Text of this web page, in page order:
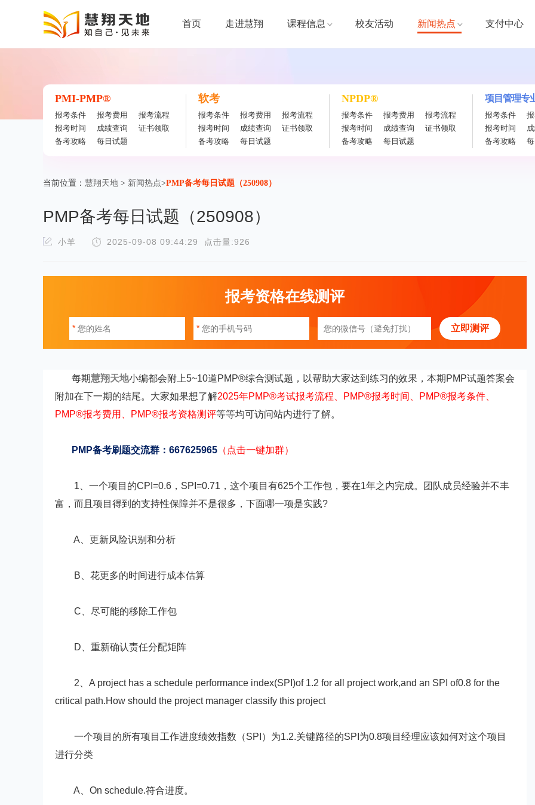
首页 走进慧翔 课程信息 校友活动 新闻热点 支付中心
PMI-PMP®
报考条件 报考费用
报考流程
报考时间
成绩查询
证书领取
备考攻略
每日试题
软考
报考条件 报考费用
报考流程
报考时间
成绩查询
证书领取
备考攻略
每日试题
NPDP®
报考条件 报考费用
报考流程
报考时间
成绩查询
证书领取
备考攻略
每日试题
项目管理专
报考条件
报考时间
备考攻略
当前位置： 慧翔天地 > 新闻热点>PMP备考每日试题（250908）
PMP备考每日试题（250908）
小羊 2025-09-08 09:44:29 点击量:926
报考资格在线测评
* * 立即测评
每期慧翔天地小编都会附上5~10道PMP®综合测试题，以帮助大家达到练习的效果，本期PMP试题答案会
附加在下一期的结尾。大家如果想了解2025年PMP®考试报考流程、 PMP®报考时间、 PMP®报考条件
PMP®报考费用
PMP®报考资格测评等等均可访问站内进行了解。
PMP备考刷题交流群：667625965 （点击一键加群）
1、一个项目的CPI=0.6，SPI=0.71，这个项目有625个工作包，要在1年之内完成。团队成员经验并不丰
富，而且项目得到的支持性保障并不是很多，下面哪一项是实践?
A、更新风险识别和分析
B、花更多的时间进行成本估算
C、尽可能的移除工作包
D、重新确认责任分配矩阵
2、A project has a schedule performance index(SPI)of 1.2 for all project work,and an SPI of0.8 for the
critical path.How should the project manager classify this project
一个项目的所有项目工作进度绩效指数（SPI）为1.2.关键路径的SPI为0.8项目经理应该如何对这个项目
进行分类
A、On schedule.符合进度。